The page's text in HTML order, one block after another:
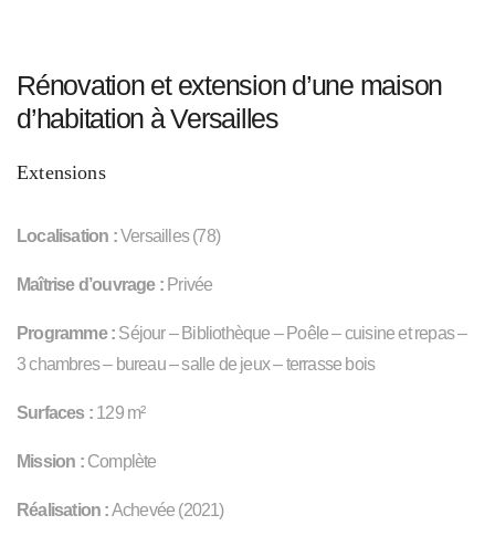
Rénovation et extension d’une maison
d’habitation à Versailles
Extensions
Localisation :Versailles (78)
Maîtrise d’ouvrage : Privée
Programme : Séjour – Bibliothèque – Poêle – cuisine et repas –
3 chambres – bureau – salle de jeux – terrasse bois
Surfaces : 129 m²
Mission :Complète
Réalisation :Achevée (2021)